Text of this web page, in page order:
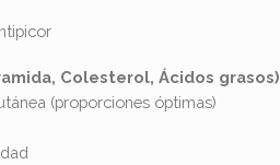
Colesterol, Ácidos grasos)
(proporciones óptimas)